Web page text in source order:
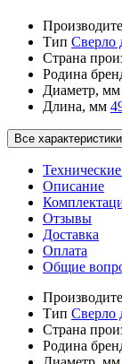
Тип Сверло
Страна
Родина
Диаметр, мм
Длина, мм
Все характеристики
Описание
Отзывы
Доставка
Оплата
Общие
Тип Сверло
Страна
Родина